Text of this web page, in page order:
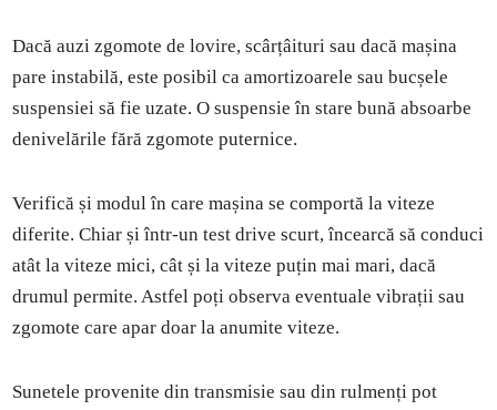
Dacă auzi zgomote de lovire, scârțâituri sau dacă mașina
pare instabilă, este posibil ca amortizoarele sau bucșele
suspensiei să fie uzate. O suspensie în stare bună absoarbe
denivelările fără zgomote puternice.
Verifică și modul în care mașina se comportă la viteze
diferite. Chiar și într-un test drive scurt, încearcă să conduci
atât la viteze mici, cât și la viteze puțin mai mari, dacă
drumul permite. Astfel poți observa eventuale vibrații sau
zgomote care apar doar la anumite viteze.
Sunetele provenite din transmisie sau din rulmenți pot